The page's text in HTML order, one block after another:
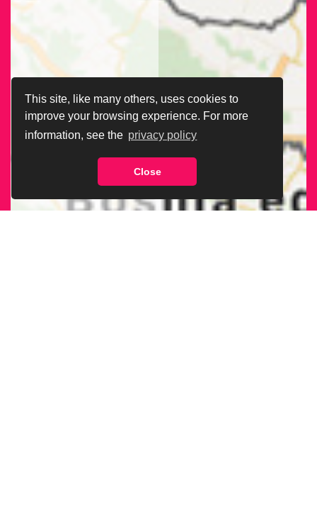
This site, like many others, uses cookies to
improve your browsing experience. For more
information, see the privacy policy
Close